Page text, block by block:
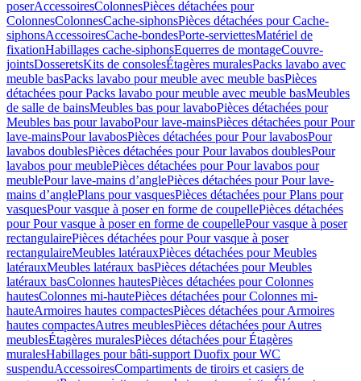
poserAccessoiresColonnesPièces détachées pour
ColonnesColonnesCache-siphonsPièces détachées pour Cache-
siphonsAccessoiresCache-bondesPorte-serviettesMatériel de
fixationHabillages cache-siphonsEquerres de montageCouvre-
jointsDosseretsKits de consolesÉtagères muralesPacks lavabo avec
meuble basPacks lavabo pour meuble avec meuble basPièces
détachées pour Packs lavabo pour meuble avec meuble basMeubles
de salle de bainsMeubles bas pour lavaboPièces détachées pour
Meubles bas pour lavaboPour lave-mainsPièces détachées pour Pour
lave-mainsPour lavabosPièces détachées pour Pour lavabosPour
lavabos doublesPièces détachées pour Pour lavabos doublesPour
lavabos pour meublePièces détachées pour Pour lavabos pour
meublePour lave-mains d’anglePièces détachées pour Pour lave-
mains d’anglePlans pour vasquesPièces détachées pour Plans pour
vasquesPour vasque à poser en forme de coupellePièces détachées
pour Pour vasque à poser en forme de coupellePour vasque à poser
rectangulairePièces détachées pour Pour vasque à poser
rectangulaireMeubles latérauxPièces détachées pour Meubles
latérauxMeubles latéraux basPièces détachées pour Meubles
latéraux basColonnes hautesPièces détachées pour Colonnes
hautesColonnes mi-hautePièces détachées pour Colonnes mi-
hauteArmoires hautes compactesPièces détachées pour Armoires
hautes compactesAutres meublesPièces détachées pour Autres
meublesÉtagères muralesPièces détachées pour Étagères
muralesHabillages pour bâti-support Duofix pour WC
suspenduAccessoiresCompartiments de tiroirs et casiers de